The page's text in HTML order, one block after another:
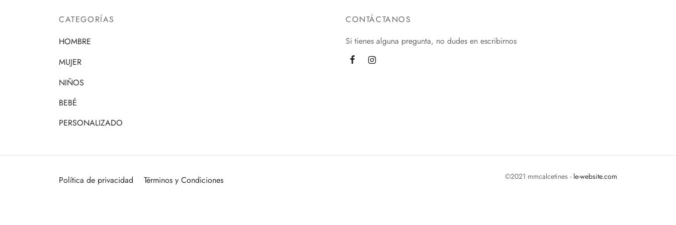
CATEGORÍAS
HOMBRE
MUJER
NIÑOS
BEBÉ
PERSONALIZADO
CONTÁCTANOS
Si tienes alguna pregunta, no dudes en escribirnos
Política de privacidad Términos y Condiciones ©2021 mmcalcetines - le-website.com